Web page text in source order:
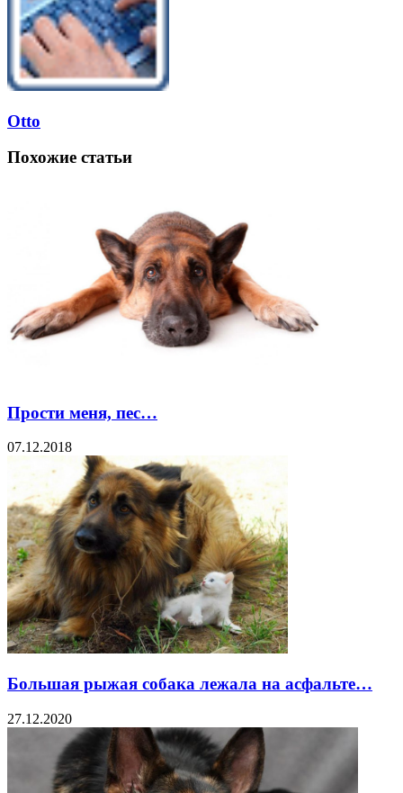
Otto
Похожие статьи
Прости меня, пес…
07.12.2018
Большая рыжая собака лежала на асфальте…
27.12.2020